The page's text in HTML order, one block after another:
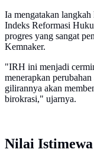
Ia mengatakan
Indeks Reformasi
progres yang sangat
Kemnaker.
"IRH ini menjadi
menerapkan
gilirannya akan
birokrasi," ujarnya.
Nilai Istimewa